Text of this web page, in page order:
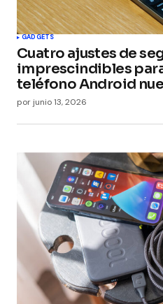
GADGETS
Cuatro ajustes de
imprescindibles
teléfono Android
por junio 13, 2026